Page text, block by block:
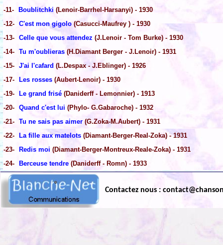
-11-
Boublitchki (Lenoir-Barrhel-Harsanyi) - 1930
-12- C'est mon gigolo (Casucci-Maufrey ) - 1930
-13- Celle que vous attendez (J.Lenoir - Tom Burke) - 1930
-14- Tu m'oublieras (H.Diamant Berger - J.Lenoir) - 1931
-15- J'ai l'cafard (L.Despax - J.Eblinger) - 1926
-17-
Les rosses (Aubert-Lenoir) - 1930
-19-
Le grand frisé (Daniderff - Lemonnier) - 1913
-20- Quand c'est lui (Phylo- G.Gabaroche) - 1932
-21- Tu ne sais pas aimer (G.Zoka-M.Aubert) - 1931
-22-
La fille aux matelots (Diamant-Berger-Real-Zoka) - 1931
-23-
Redis moi (Diamant-Berger-Montreux-Reale-Zoka) - 1931
-24-
Berceuse tendre (Daniderff - Romn) - 1933
Contactez nous :